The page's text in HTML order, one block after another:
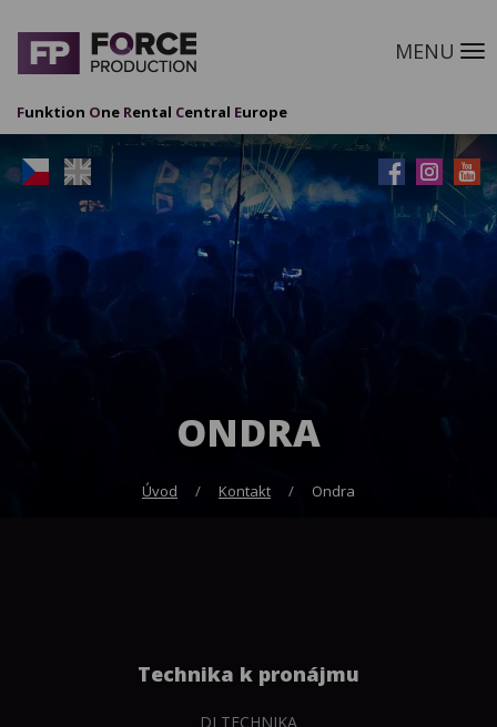
MENU
Funktion One Rental Central Europe
ONDRA
Úvod Kontakt Ondra
Technika k pronájmu
DJ TECHNIKA